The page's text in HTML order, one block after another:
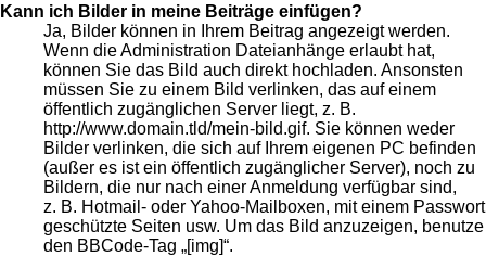
Kann ich Bilder in meine Beiträge einfügen?
Ja, Bilder können in Ihrem Beitrag angezeigt werden.
Wenn die Administration Dateianhänge erlaubt hat,
können Sie das Bild auch direkt hochladen. Ansonsten
müssen Sie zu einem Bild verlinken, das auf einem
öffentlich zugänglichen Server liegt, z. B.
http://www.domain.tld/mein-bild.gif. Sie können weder
Bilder verlinken, die sich auf Ihrem eigenen PC befinden
(außer es ist ein öffentlich zugänglicher Server), noch zu
Bildern, die nur nach einer Anmeldung verfügbar sind,
z. B. Hotmail- oder Yahoo-Mailboxen, mit einem Passwort
geschützte Seiten usw. Um das Bild anzuzeigen, benutze
den BBCode-Tag „[img]“.